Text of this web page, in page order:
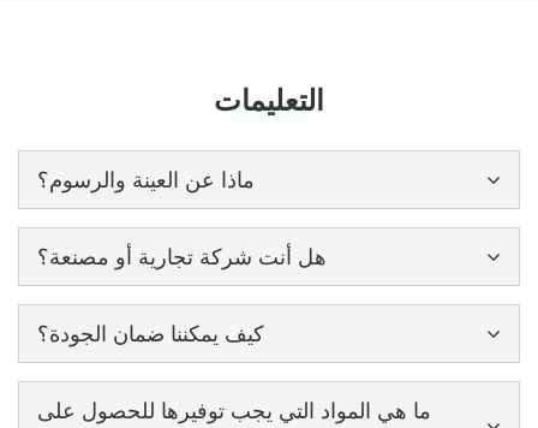
التعليمات
Frequently Asked Questions
ماذا عن العينة والرسوم؟
هل أنت شركة تجارية أو مصنعة؟
كيف يمكننا ضمان الجودة؟
ما هي المواد التي يجب توفيرها للحصول على